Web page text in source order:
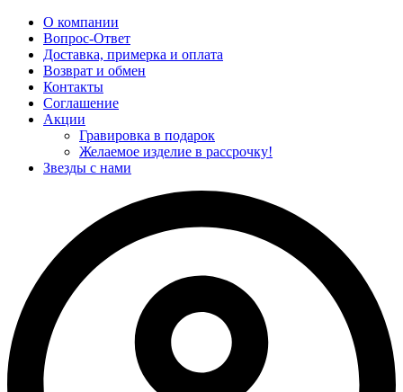
О компании
Вопрос-Ответ
Доставка, примерка и оплата
Возврат и обмен
Контакты
Соглашение
Акции
Гравировка в подарок
Желаемое изделие в рассрочку!
Звезды с нами